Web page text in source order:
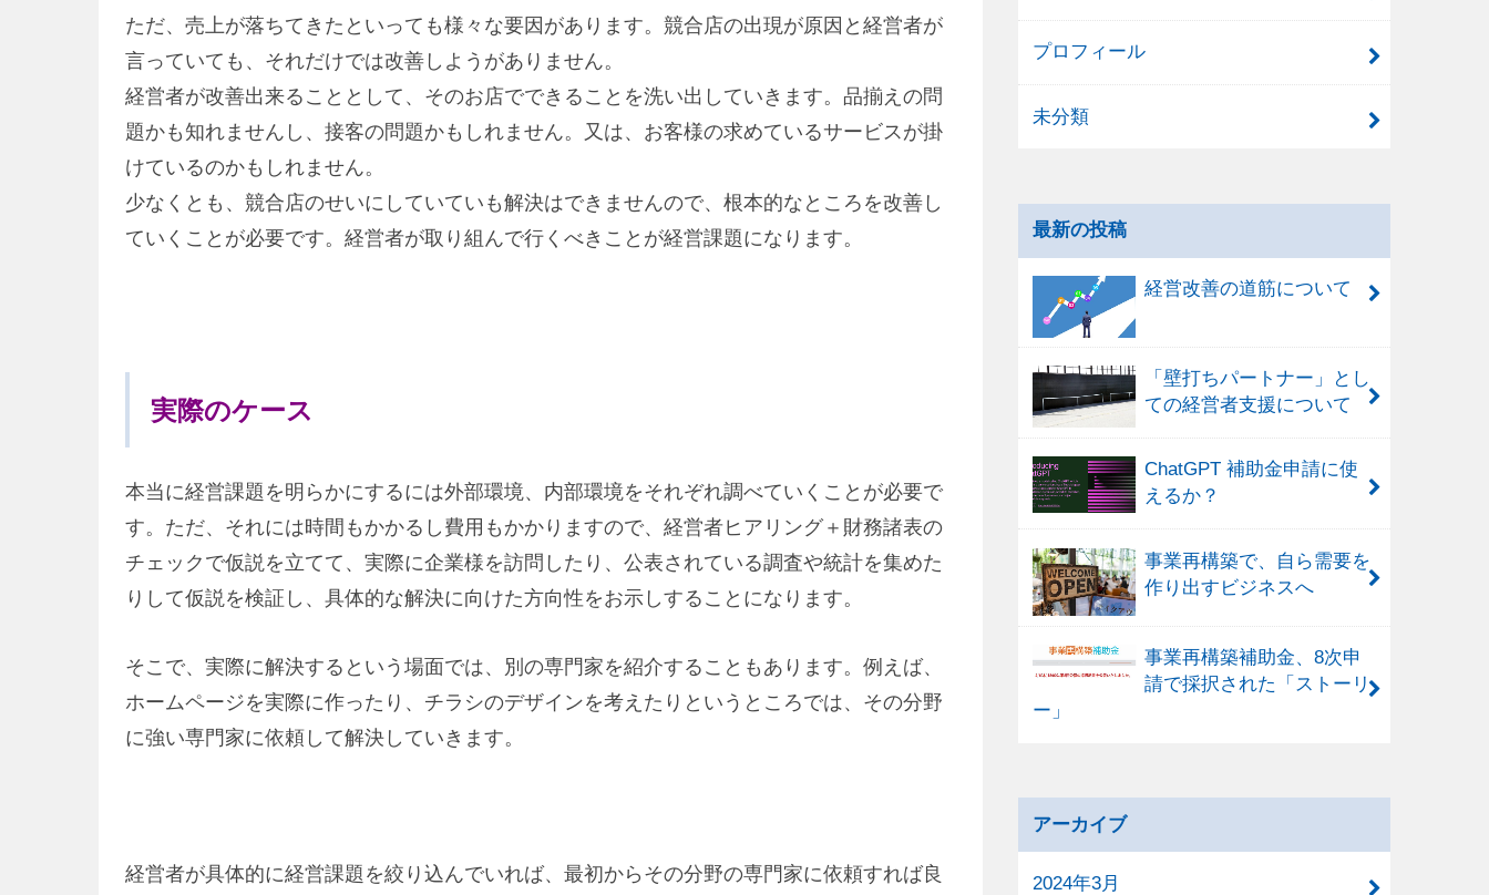
ただ、売上が落ちてきたといっても様々な要因があります。競合店の出現が原因と経営者が
言っていても、それだけでは改善しようがありません。
経営者が改善出来ることとして、そのお店でできることを洗い出していきます。品揃えの問
題かも知れませんし、接客の問題かもしれません。又は、お客様の求めているサービスが掛
けているのかもしれません。
少なくとも、競合店のせいにしていていも解決はできませんので、根本的なところを改善し
ていくことが必要です。経営者が取り組んで行くべきことが経営課題になります。
実際のケース
本当に経営課題を明らかにするには外部環境、内部環境をそれぞれ調べていくことが必要で
す。ただ、それには時間もかかるし費用もかかりますので、経営者ヒアリング＋財務諸表の
チェックで仮説を立てて、実際に企業様を訪問したり、公表されている調査や統計を集めた
りして仮説を検証し、具体的な解決に向けた方向性をお示しすることになります。
そこで、実際に解決するという場面では、別の専門家を紹介することもあります。例えば、
ホームページを実際に作ったり、チラシのデザインを考えたりというところでは、その分野
に強い専門家に依頼して解決していきます。
経営者が具体的に経営課題を絞り込んでいれば、最初からその分野の専門家に依頼すれば良
プロフィール
未分類
最新の投稿
経営改善の道筋について
「壁打ちパートナー」とし
ての経営者支援について
ChatGPT 補助金申請に使
えるか？
事業再構築で、自ら需要を
作り出すビジネスへ
事業再構築補助金、8次申
請で採択された「ストーリ
ー」
アーカイブ
2024年3月